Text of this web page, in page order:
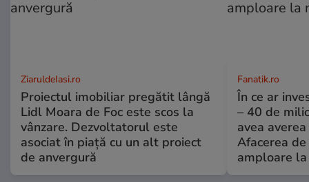
ZiaruldeIasi.ro
Proiectul imobiliar pregătit lângă
Lidl Moara de Foc este scos la
vânzare. Dezvoltatorul este
asociat în piață cu un alt proiect
de anvergură
Fanatik.ro
În ce ar
– 40 de
avea
Afacerea
amploare